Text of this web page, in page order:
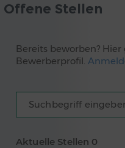
Offene Stellen